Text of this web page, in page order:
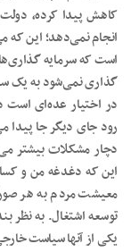
کاهش پیدا کرده،
انجام نمی‌دهد؛ این که
است که سرمایه
گذاری نمی‌شود به یک
در اختیار عده‌ای است
رود جای دیگر جا
دچار مشکلات بیشتر
این که دغدغه من و
معیشت مردم به هر
توسعه اشتغال. به نظر
یکی از آنها سیاست